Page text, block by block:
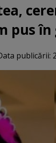
pus în
publicării: